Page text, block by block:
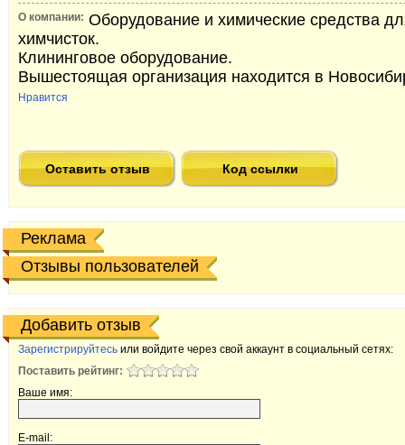
О компании: Оборудование и химические средства
химчисток.
Клининговое оборудование.
Вышестоящая организация находится в
Нравится
Оставить отзыв Код ссылки
Реклама
Отзывы пользователей
Добавить отзыв
Зарегистрируйтесь или войдите через свой аккаунт в социальный сетях:
Поставить рейтинг:
Ваше имя:
E-mail: